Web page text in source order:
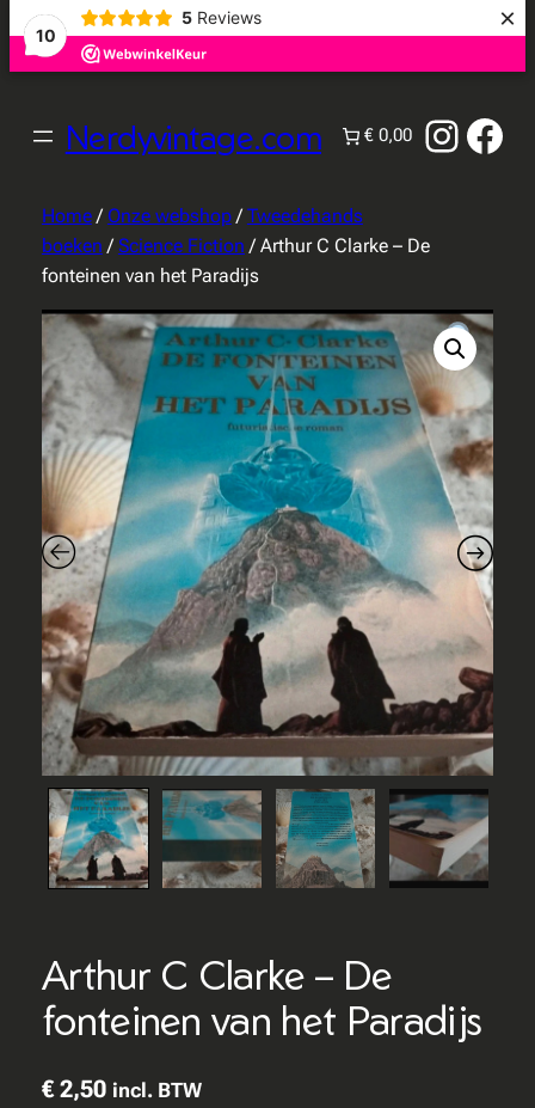
10
5 Reviews ×
Nerdyvintage.com € 0,00
Home/ Onze webshop/ Tweedehands
boeken / Science Fiction / Arthur C Clarke – De
fonteinen van het Paradijs
Arthur C Clarke – De
fonteinen van het Paradijs
€2,50 incl. BTW